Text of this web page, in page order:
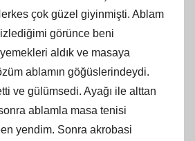
çok güzel giyinmişti. Ablam
görünce beni
aldık ve masaya
ablamın göğüslerindeydi.
ve gülümsedi. Ayağı ile alttan
ablamla masa tenisi
yendim. Sonra akrobasi